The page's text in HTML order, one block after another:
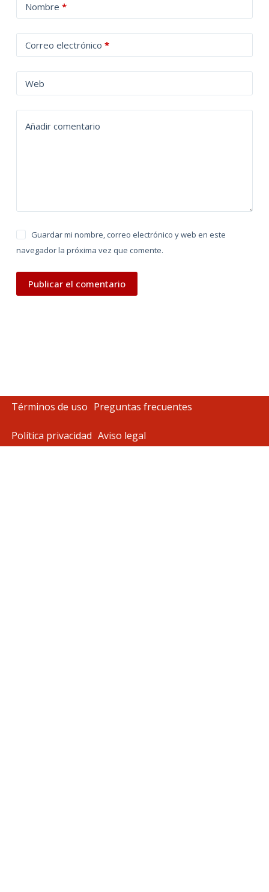
Nombre *
Correo electrónico *
Web
Añadir comentario
Guardar mi nombre, correo electrónico y web en este
navegador la próxima vez que comente.
Publicar el comentario
l
t
a
t
Términos de uso Preguntas frecuentes
Política privacidad Aviso legal